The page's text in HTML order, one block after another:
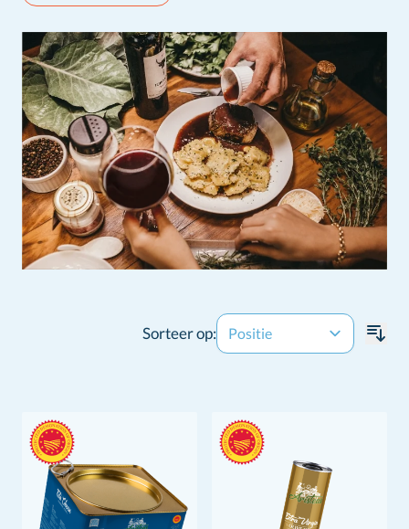
Sorteer op: